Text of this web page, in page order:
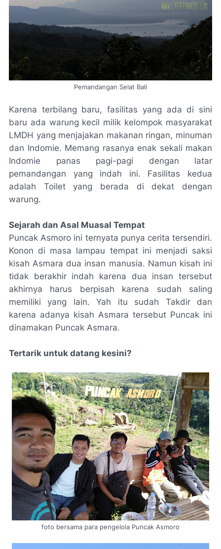
Pemandangan Selat Bali
Karena terbilang baru, fasilitas yang ada di sini
baru ada warung kecil milik kelompok masyarakat
LMDH yang menjajakan makanan ringan, minuman
dan Indomie. Memang rasanya enak sekali makan
Indomie panas pagi-pagi dengan latar
pemandangan yang indah ini. Fasilitas kedua
adalah Toilet yang berada di dekat dengan
warung.
Sejarah dan Asal Muasal Tempat
Puncak Asmoro ini ternyata punya cerita tersendiri.
Konon di masa lampau tempat ini menjadi saksi
kisah Asmara dua insan manusia. Namun kisah ini
tidak berakhir indah karena dua insan tersebut
akhirnya harus berpisah karena sudah saling
memiliki yang lain. Yah itu sudah Takdir dan
karena adanya kisah Asmara tersebut Puncak ini
dinamakan Puncak Asmara.
Tertarik untuk datang kesini?
foto bersama para pengelola Puncak Asmoro